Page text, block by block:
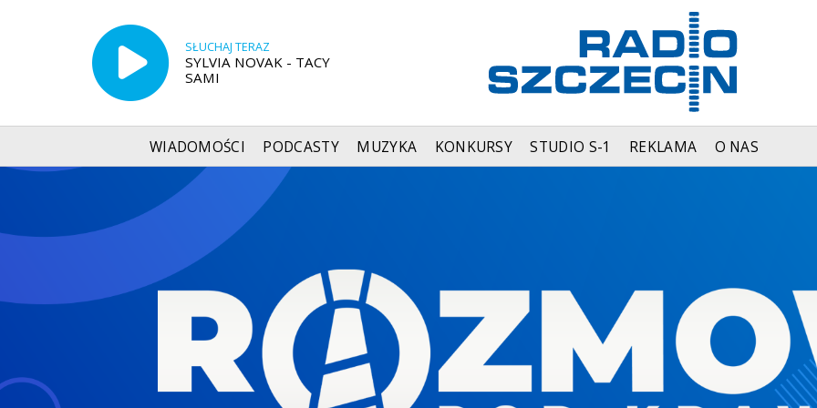
SŁUCHAJ TERAZ
SYLVIA NOVAK - TACY
SAMI
WIADOMOŚCI PODCASTY MUZYKA KONKURSY STUDIO S-1 REKLAMA O NAS